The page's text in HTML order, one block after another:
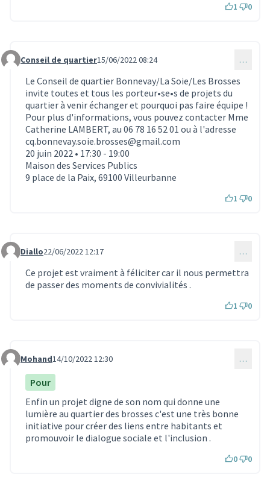
1 0
Commentaire 1721
Conseil de quartier15/06/2022 08:24 …
Le Conseil de quartier Bonnevay/La Soie/Les Brosses
invite toutes et tous les porteur•se•s de projets du
quartier à venir échanger et pourquoi pas faire équipe !
Pour plus d'informations, vous pouvez contacter Mme
Catherine LAMBERT, au 06 78 16 52 01 ou à l'adresse
cq.bonnevay.soie.brosses@gmail.com
20 juin 2022 • 17:30 - 19:00
Maison des Services Publics
9 place de la Paix, 69100 Villeurbanne
1 0
Commentaire 1864
Diallo22/06/2022 12:17 …
Ce projet est vraiment à féliciter car il nous permettra
de passer des moments de convivialités .
1 0
Commentaire 2111
Mohand14/10/2022 12:30 …
Pour
Enfin un projet digne de son nom qui donne une
lumière au quartier des brosses c'est une très bonne
initiative pour créer des liens entre habitants et
promouvoir le dialogue sociale et l'inclusion .
0 0